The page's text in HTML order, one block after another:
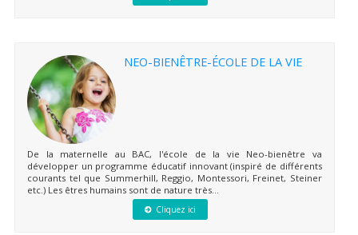
NEO-BIENÊTRE-ÉCOLE DE LA VIE
De la maternelle au BAC, l'école de la vie Neo-bienêtre va
développer un programme éducatif innovant (inspiré de différents
courants tel que Summerhill, Reggio, Montessori, Freinet, Steiner
etc.) Les êtres humains sont de nature très...
Cliquez ici